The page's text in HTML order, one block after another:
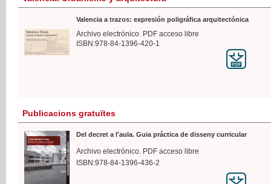
Valencia a trazos: expresión poligráfica arquitectónica
Archivo electrónico. PDF acceso libre
ISBN:978-84-1396-420-1
Publicacions gratuïtes
Del decret a l'aula. Guia práctica de disseny curricular
Archivo electrónico. PDF acceso libre
ISBN:978-84-1396-436-2